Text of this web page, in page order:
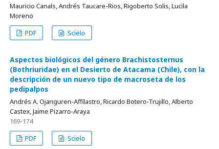
Mauricio Canals, Andrés Taucare-Rios, Rigoberto Solis, Lucila
Moreno
PDF
Scielo
Aspectos biológicos del género Brachistosternus
(Bothriuridae) en el Desierto de Atacama (Chile), con la
descripción de un nuevo tipo de macroseta de los
pedipalpos
Andrés A. Ojanguren-Affilastro, Ricardo Botero-Trujillo, Alberto
Castex, Jaime Pizarro-Araya
169-174
PDF
Scielo